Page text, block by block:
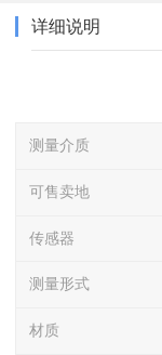
详细说明
测量介质
可售卖地
传感器
测量形式
材质